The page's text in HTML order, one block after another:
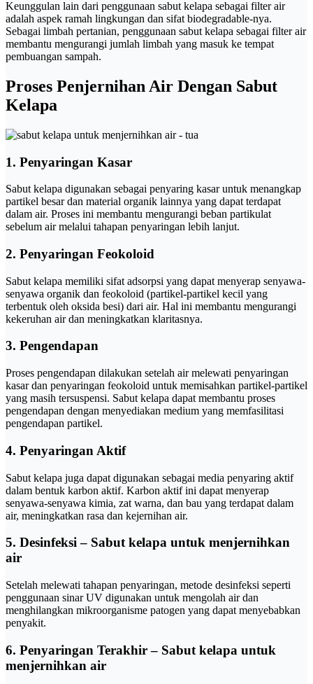
Keunggulan lain dari penggunaan sabut kelapa sebagai filter air
adalah aspek ramah lingkungan dan sifat biodegradable-nya.
Sebagai limbah pertanian, penggunaan sabut kelapa sebagai filter air
membantu mengurangi jumlah limbah yang masuk ke tempat
pembuangan sampah.
Proses Penjernihan Air Dengan Sabut
Kelapa
1. Penyaringan Kasar
Sabut kelapa digunakan sebagai penyaring kasar untuk menangkap
partikel besar dan material organik lainnya yang dapat terdapat
dalam air. Proses ini membantu mengurangi beban partikulat
sebelum air melalui tahapan penyaringan lebih lanjut.
2. Penyaringan Feokoloid
Sabut kelapa memiliki sifat adsorpsi yang dapat menyerap senyawa-
senyawa organik dan feokoloid (partikel-partikel kecil yang
terbentuk oleh oksida besi) dari air. Hal ini membantu mengurangi
kekeruhan air dan meningkatkan klaritasnya.
3. Pengendapan
Proses pengendapan dilakukan setelah air melewati penyaringan
kasar dan penyaringan feokoloid untuk memisahkan partikel-partikel
yang masih tersuspensi. Sabut kelapa dapat membantu proses
pengendapan dengan menyediakan medium yang memfasilitasi
pengendapan partikel.
4. Penyaringan Aktif
Sabut kelapa juga dapat digunakan sebagai media penyaring aktif
dalam bentuk karbon aktif. Karbon aktif ini dapat menyerap
senyawa-senyawa kimia, zat warna, dan bau yang terdapat dalam
air, meningkatkan rasa dan kejernihan air.
5. Desinfeksi – Sabut kelapa untuk menjernihkan
air
Setelah melewati tahapan penyaringan, metode desinfeksi seperti
penggunaan sinar UV digunakan untuk mengolah air dan
menghilangkan mikroorganisme patogen yang dapat menyebabkan
penyakit.
6. Penyaringan Terakhir – Sabut kelapa untuk
menjernihkan air